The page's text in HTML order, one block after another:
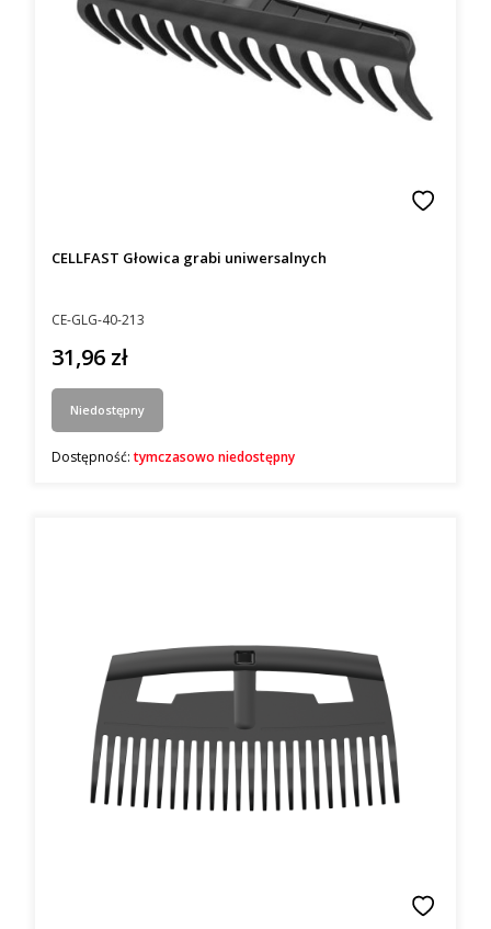
Kod producenta
CE-GLG-40-213
CELLFAST Głowica grabi uniwersalnych
Cena
31,96 zł
Niedostępny
Dostępność:tymczasowo niedostępny